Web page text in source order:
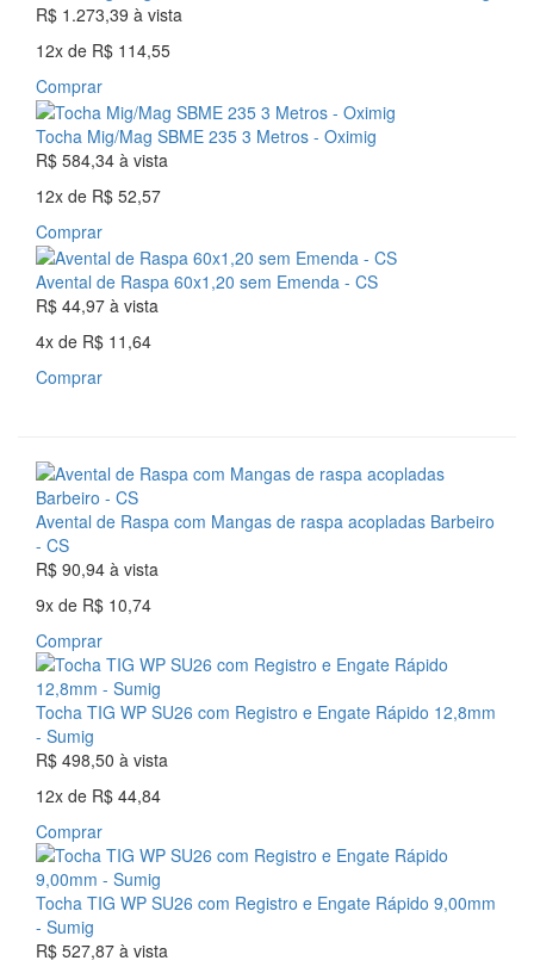
R$ 1.273,39 à vista
12x de R$ 114,55
Comprar
Tocha Mig/Mag SBME 235 3 Metros - Oximig
R$ 584,34 à vista
12x de R$ 52,57
Comprar
Avental de Raspa 60x1,20 sem Emenda - CS
R$ 44,97 à vista
4x de R$ 11,64
Comprar
Avental de Raspa com Mangas de raspa acopladas Barbeiro
- CS
R$ 90,94 à vista
9x de R$ 10,74
Comprar
Tocha TIG WP SU26 com Registro e Engate Rápido 12,8mm
- Sumig
R$ 498,50 à vista
12x de R$ 44,84
Comprar
Tocha TIG WP SU26 com Registro e Engate Rápido 9,00mm
- Sumig
R$ 527,87 à vista